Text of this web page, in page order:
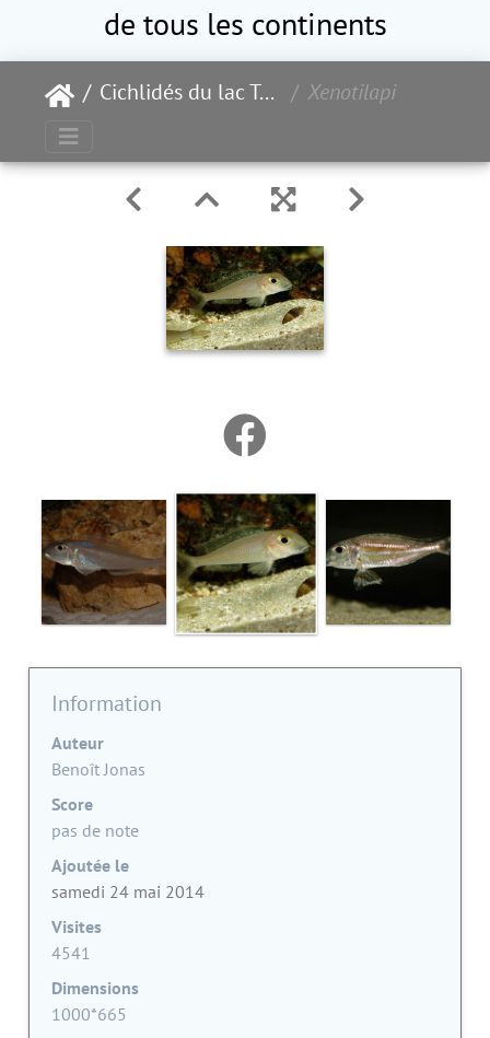
de tous les continents
Cichlidés du lac Tanganyika
Information
Auteur
Benoît Jonas
Score
pas de note
Ajoutée le
samedi 24 mai 2014
Visites
4541
Dimensions
1000*665